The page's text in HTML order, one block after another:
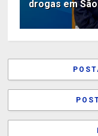
drogas em